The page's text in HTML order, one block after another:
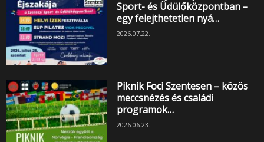
Sport- és Üdülőközpontban –
egy felejthetetlen nyá…
2026.07.22.
Piknik Foci Szentesen – közös
meccsnézés és családi
programok…
2026.06.23.